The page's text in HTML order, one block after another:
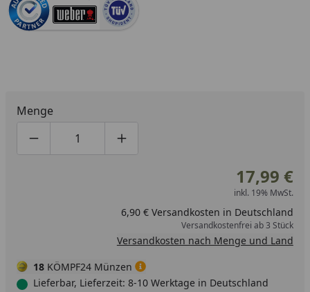
Menge
Produktmenge um eins verringern
Produktmenge manuell eingeben
Produktmenge um eins erhöhen
17,99 €
inkl. 19% MwSt.
6,90 € Versandkosten in Deutschland
Versandkostenfrei ab 3 Stück
Versandkosten nach Menge und Land
18 KÖMPF24 Münzen
Lieferbar, Lieferzeit: 8-10 Werktage in Deutschland